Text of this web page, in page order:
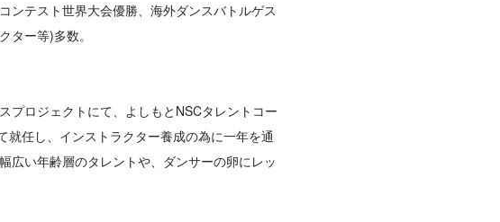
ンテスト世界大会優勝、海外ダンスバトルゲス
ター等)多数。
プロジェクトにて、よしもとNSCタレントコー
就任し、インストラクター養成の為に一年を通
広い年齢層のタレントや、ダンサーの卵にレッ